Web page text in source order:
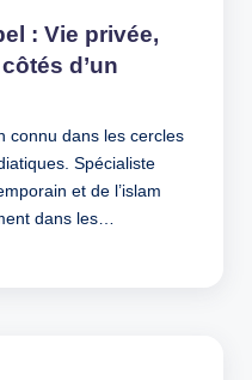
: Vie privée,
d’un
connu dans les cercles
Spécialiste
et de l’islam
dans les…